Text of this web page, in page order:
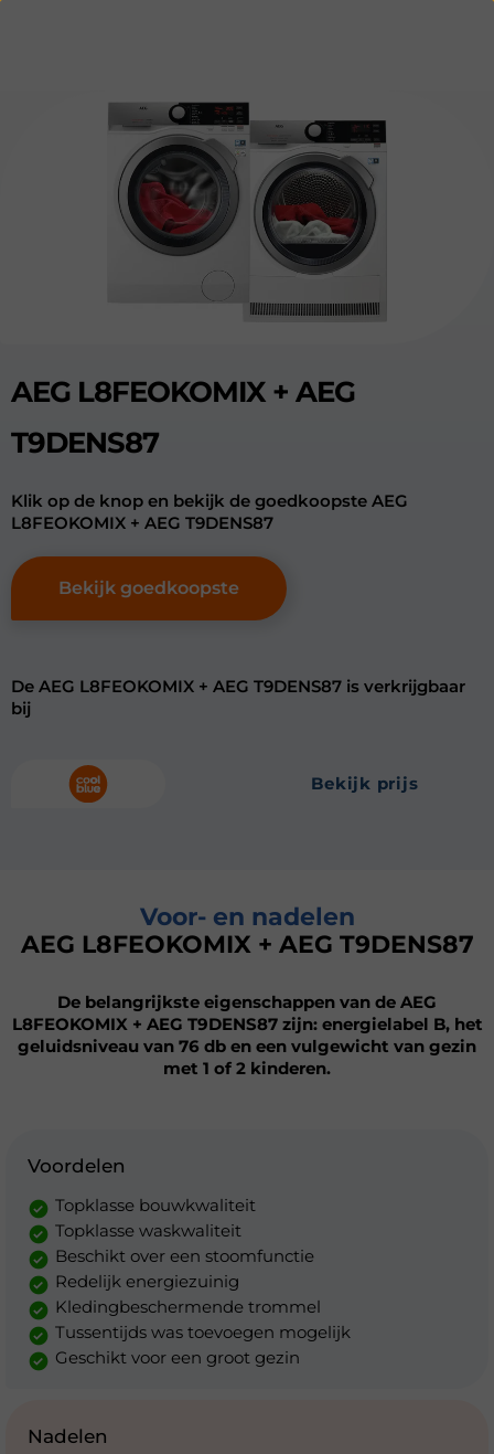
AEG L8FEOKOMIX + AEG
T9DENS87
Klik op de knop en bekijk de goedkoopste AEG
L8FEOKOMIX + AEG T9DENS87
Bekijk goedkoopste
De AEG L8FEOKOMIX + AEG T9DENS87 is verkrijgbaar
bij
bekijk prijs
Voor- en nadelen
AEG L8FEOKOMIX + AEG T9DENS87
De belangrijkste eigenschappen van de AEG
L8FEOKOMIX + AEG T9DENS87 zijn: energielabel B, het
geluidsniveau van 76 db en een vulgewicht van gezin
met 1 of 2 kinderen.
Voordelen
Topklasse bouwkwaliteit
Topklasse waskwaliteit
Beschikt over een stoomfunctie
Redelijk energiezuinig
Kledingbeschermende trommel
Tussentijds was toevoegen mogelijk
Geschikt voor een groot gezin
Nadelen